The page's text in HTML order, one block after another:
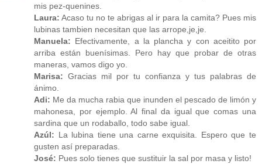
mis pez-quenines.
Laura: Acaso tu no te abrigas al ir para la camita? Pues mis
lubinas tambien necesitan que las arrope,je,je.
Manuela: Efectivamente, a la plancha y con aceitito por
arriba están buenísimas. Pero hay que probar de otras
maneras, vamos digo yo.
Marisa: Gracias mil por tu confianza y tus palabras de
ánimo.
Adi: Me da mucha rabia que inunden el pescado de limón y
mahonesa, por ejemplo. Al final da igual que comas una
sardina que un rodaballo, todo sabe igual.
Azúl: La lubina tiene una carne exquisita. Espero que te
gusten así preparadas.
José: Pues solo tienes que sustituir la sal por masa y listo!